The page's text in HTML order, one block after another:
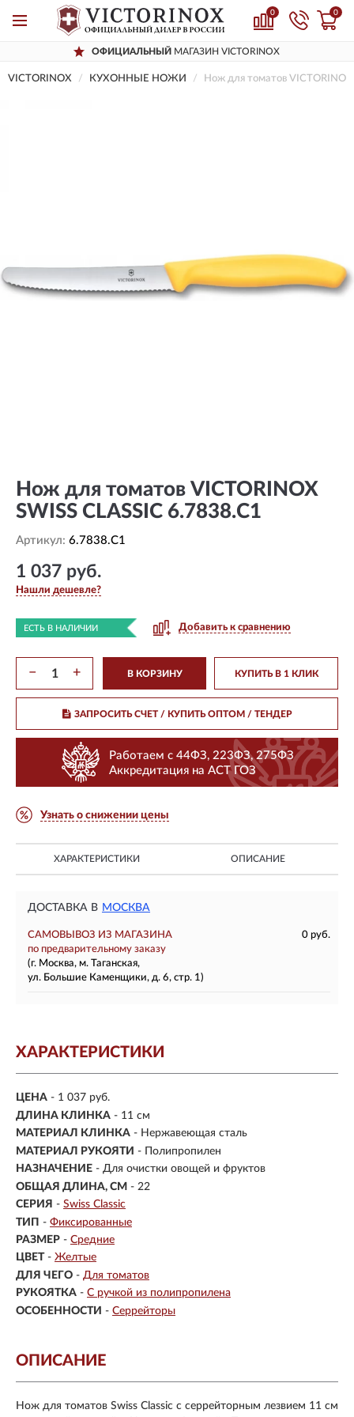
0 0
ОФИЦИАЛЬНЫЙ МАГАЗИН VICTORINOX
VICTORINOX КУХОННЫЕ НОЖИ Нож для томатов
Нож для томатов VICTORINOX
SWISS CLASSIC 6.7838.C1
Артикул: 6.7838.C1
1 037 руб.
Нашли дешевле?
ЕСТЬ В НАЛИЧИИ Добавить к сравнению
− + В КОРЗИНУ КУПИТЬ В 1 КЛИК
ЗАПРОСИТЬ СЧЕТ / КУПИТЬ ОПТОМ/ ТЕНДЕР
Работаем с 44ФЗ, 223ФЗ, 275ФЗ
Аккредитация на АСТ ГОЗ
Узнать о снижении цены
ХАРАКТЕРИСТИКИ ОПИСАНИЕ
ДОСТАВКА В МОСКВА
САМОВЫВОЗ ИЗ МАГАЗИНА
0 руб.
по предварительному заказу
(г. Москва, м. Таганская,
ул. Большие Каменщики, д. 6, стр. 1)
ХАРАКТЕРИСТИКИ
ЦЕНА - 1 037 руб.
ДЛИНА КЛИНКА - 11 см
МАТЕРИАЛ КЛИНКА - Нержавеющая сталь
МАТЕРИАЛ РУКОЯТИ - Полипропилен
НАЗНАЧЕНИЕ - Для очистки овощей и фруктов
ОБЩАЯ ДЛИНА, СМ - 22
СЕРИЯ - Swiss Classic
ТИП - Фиксированные
РАЗМЕР - Средние
ЦВЕТ - Желтые
ДЛЯ ЧЕГО - Для томатов
РУКОЯТКА - С ручкой из полипропилена
ОСОБЕННОСТИ - Серрейторы
ОПИСАНИЕ
Нож для томатов Swiss Classic с серрейторным лезвием 11 см